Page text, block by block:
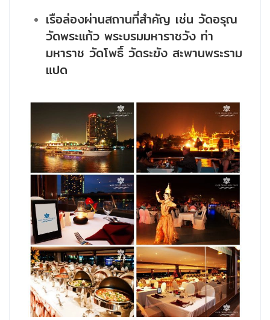
เรือล่องผ่านสถานที่สำคัญ เช่น วัดอรุณ
วัดพระแก้ว พระบรมมหาราชวัง ท่า
มหาราช วัดโพธิ์ วัดระฆัง สะพานพระราม
แปด